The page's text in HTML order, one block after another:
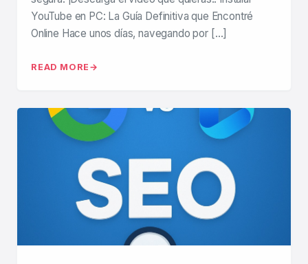
YouTube en PC: La Guía Definitiva que Encontré
Online Hace unos días, navegando por […]
READ MORE